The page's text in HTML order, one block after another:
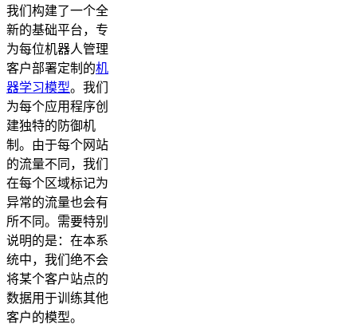
我们构建了一个全
新的基础平台，专
为每位机器人管理
客户部署定制的机
器学习模型。我们
为每个应用程序创
建独特的防御机
制。由于每个网站
的流量不同，我们
在每个区域标记为
异常的流量也会有
所不同。需要特别
说明的是：在本系
统中，我们绝不会
将某个客户站点的
数据用于训练其他
客户的模型。